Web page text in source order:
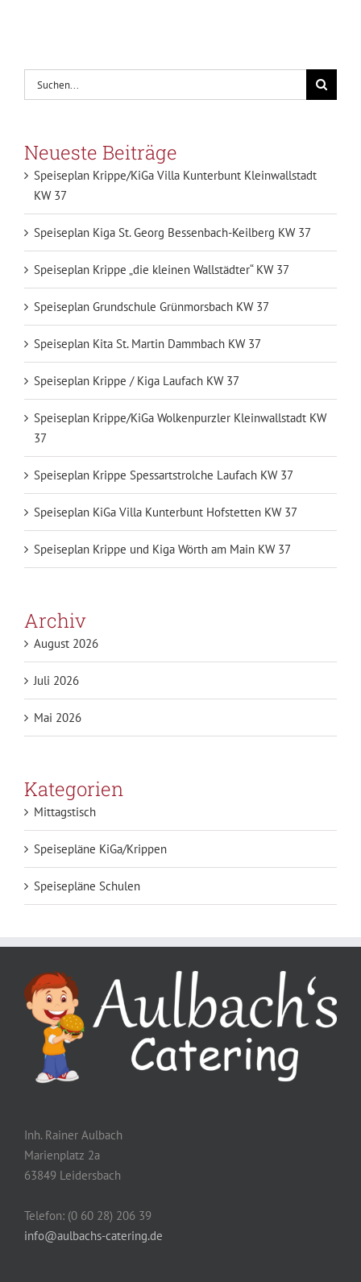
Suche
nach:
Neueste Beiträge
Speiseplan Krippe/KiGa Villa Kunterbunt Kleinwallstadt
KW 37
Speiseplan Kiga St. Georg Bessenbach-Keilberg KW 37
Speiseplan Krippe „die kleinen Wallstädter“ KW 37
Speiseplan Grundschule Grünmorsbach KW 37
Speiseplan Kita St. Martin Dammbach KW 37
Speiseplan Krippe / Kiga Laufach KW 37
Speiseplan Krippe/KiGa Wolkenpurzler Kleinwallstadt KW
37
Speiseplan Krippe Spessartstrolche Laufach KW 37
Speiseplan KiGa Villa Kunterbunt Hofstetten KW 37
Speiseplan Krippe und Kiga Wörth am Main KW 37
Archiv
August 2026
Juli 2026
Mai 2026
Kategorien
Mittagstisch
Speisepläne KiGa/Krippen
Speisepläne Schulen
Inh. Rainer Aulbach
Marienplatz 2a
63849 Leidersbach
Telefon: (0 60 28) 206 39
info@aulbachs-catering.de